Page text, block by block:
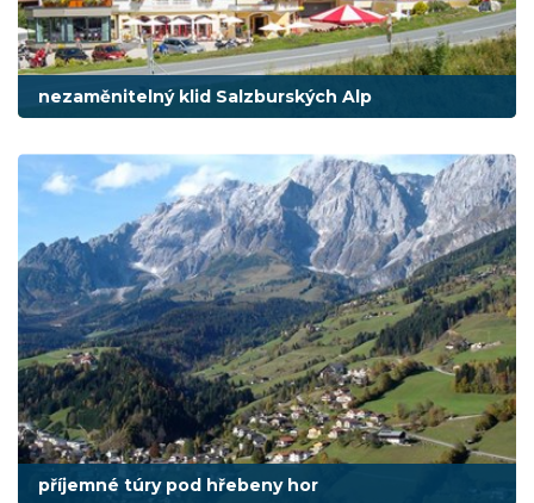
nezaměnitelný klid Salzburských Alp
příjemné túry pod hřebeny hor